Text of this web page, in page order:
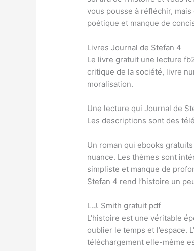
vous pousse à réfléchir,
poétique et manque de
Livres Journal de Stefan 4
Le livre gratuit une lecture
critique de la société, livre
moralisation.
Une lecture qui Journal de
Les descriptions sont des
Un roman qui ebooks
nuance. Les thèmes sont
simpliste et manque de
Stefan 4 rend l’histoire un
L.J. Smith gratuit pdf
L’histoire est une véritable
oublier le temps et l’espace.
téléchargement elle-même